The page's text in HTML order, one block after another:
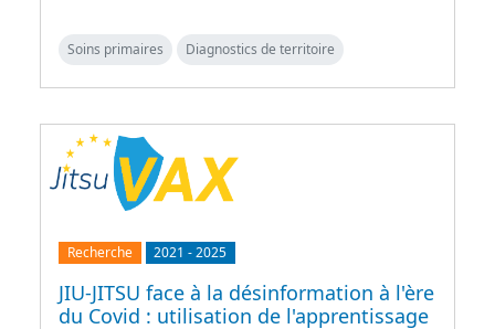
Soins primaires Diagnostics de territoire
Recherche 2021 -2025
JIU-JITSU face à la désinformation à l'ère
du Covid : utilisation de l'apprentissage